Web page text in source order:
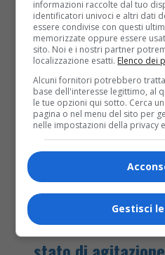
Attualità3 anni fa
Il personale della
informazioni raccolte dal tuo
identificatori univoci e altri dati
essere condivise con questi
memorizzate oppure essere
sito. Noi e i nostri partner
localizzazione esatti. Elenco dei
Alcuni fornitori potrebbero
base dell'interesse legittimo, al
le tue opzioni qui sotto. Cerca
pagina o nel menu del sito per
nelle impostazioni della privacy
Gestisci